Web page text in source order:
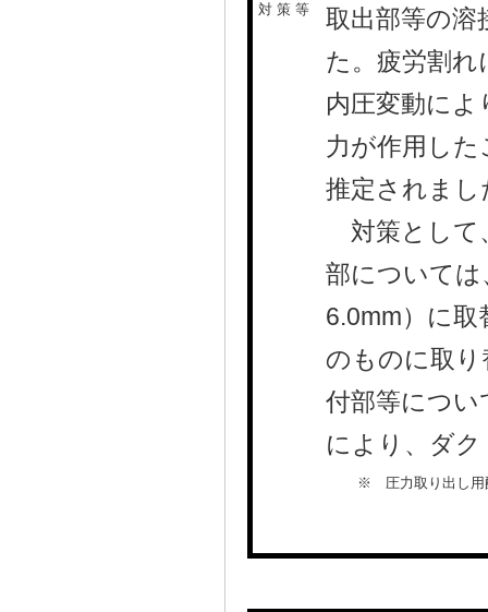
対 策 等
取出部等の溶
た。疲労割
内圧変動に
力が作用し
推定されまし
対策として
部については
6.0mm）に
のものに取り
付部等につい
により、ダ
※ 圧力取り出し用